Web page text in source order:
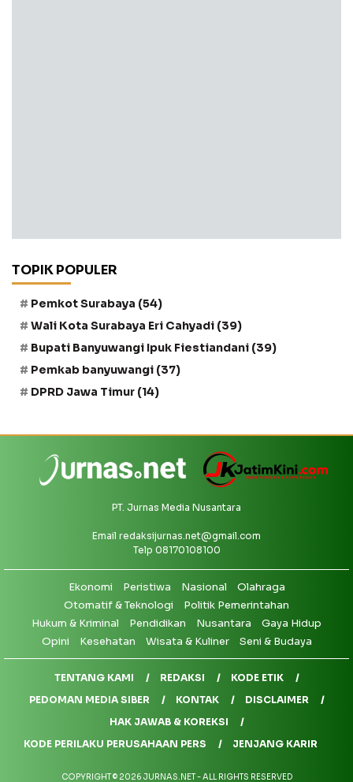
TOPIK POPULER
Pemkot Surabaya (54)
Wali Kota Surabaya Eri Cahyadi (39)
Bupati Banyuwangi Ipuk Fiestiandani (39)
Pemkab banyuwangi (37)
DPRD Jawa Timur (14)
PT. Jurnas Media Nusantara
Email redaksijurnas.net@gmail.com
Telp 08170108100
Ekonomi Peristiwa Nasional
Olahraga
Otomatif & Teknologi
Politik Pemerintahan
Hukum & Kriminal
Pendidikan Nusantara
Gaya Hidup
Opini
Kesehatan Wisata & Kuliner Seni & Budaya
TENTANG KAMI REDAKSI
KODE ETIK
PEDOMAN MEDIA SIBER
KONTAK
DISCLAIMER
HAK JAWAB & KOREKSI
KODE PERILAKU PERUSAHAAN PERS
JENJANG KARIR
COPYRIGHT © 2026 JURNAS.NET - ALL RIGHTS RESERVED